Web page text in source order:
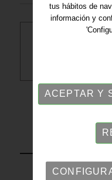
VOLVER
tus hábitos de
información y
ACEPTAR Y